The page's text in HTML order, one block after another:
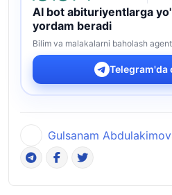
AI bot abituriyentlarga
yordam beradi
Bilim va malakalarni baholash
Telegram'da
Gulsanam